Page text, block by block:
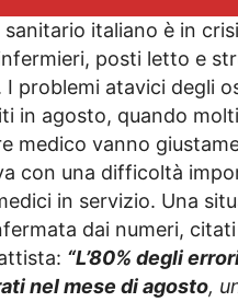
sanitario italiano è in
posti letto e
I problemi atavici degli
in agosto, quando
medico vanno
con una difficoltà
in servizio. Una
dai numeri,
“L’80% degli
nel mese di agosto,